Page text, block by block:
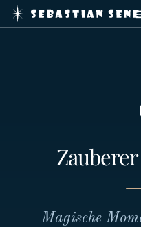
Magische
Home